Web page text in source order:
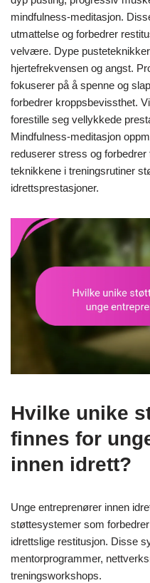
mindfulness-meditasjon.
utmattelse og forbedrer
velvære. Dype
hjertefrekvensen og angst.
fokuserer på å spenne og
forbedrer kroppsbevissthet.
forestille seg vellykkede
Mindfulness-meditasjon
reduserer stress og
teknikkene i treningsrutiner
idrettsprestasjoner.
Hvilke unike
finnes for
innen idrett?
Unge entreprenører innen
støttesystemer som
idrettslige restitusjon. Disse
mentorprogrammer,
treningsworkshops.